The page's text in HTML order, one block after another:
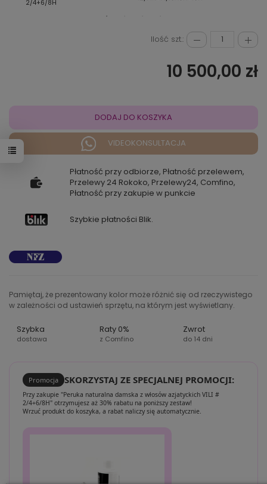
2/4+6/8H
Ilość szt.:
10 500,00 zł
DODAJ DO KOSZYKA
VIDEOKONSULTACJA
Płatność przy odbiorze, Płatność przelewem,
Przelewy 24 Rokoko, Przelewy24, Comfino,
Płatność przy zakupie w punkcie
Szybkie płatności Blik.
Pamiętaj, że prezentowany kolor może różnić się od rzeczywistego
w zależności od ustawień sprzętu, na którym jest wyświetlany.
Szybka
dostawa
Raty 0%
z Comfino
Zwrot
do 14 dni
Promocja SKORZYSTAJ ZE SPECJALNEJ PROMOCJI:
Przy zakupie "Peruka naturalna damska z włosów azjatyckich VILI #
2/4+6/8H" otrzymujesz aż 30% rabatu na poniższy zestaw!
Wrzuć produkt do koszyka, a rabat naliczy się automatycznie.